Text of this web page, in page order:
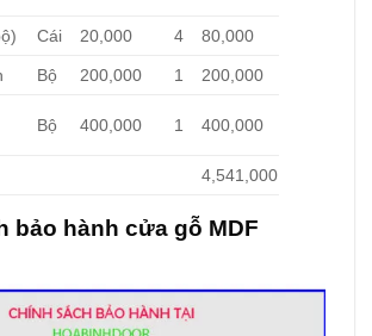
Cái 20,000 4 80,000
Bộ 200,000 1 200,000
Bộ 400,000 1 400,000
4,541,000
bảo hành cửa gỗ MDF